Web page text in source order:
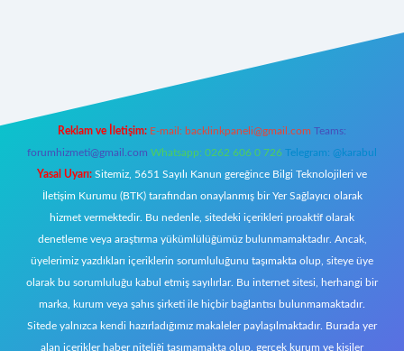
Reklam ve İletişim: E-mail: backlinkpaneli@gmail.com Teams:
forumhizmeti@gmail.com Whatsapp: 0262 606 0 726 Telegram: @karabul
Yasal Uyarı: Sitemiz, 5651 Sayılı Kanun gereğince Bilgi Teknolojileri ve
İletişim Kurumu (BTK) tarafından onaylanmış bir Yer Sağlayıcı olarak
hizmet vermektedir. Bu nedenle, sitedeki içerikleri proaktif olarak
denetleme veya araştırma yükümlülüğümüz bulunmamaktadır. Ancak,
üyelerimiz yazdıkları içeriklerin sorumluluğunu taşımakta olup, siteye üye
olarak bu sorumluluğu kabul etmiş sayılırlar. Bu internet sitesi, herhangi bir
marka, kurum veya şahıs şirketi ile hiçbir bağlantısı bulunmamaktadır.
Sitede yalnızca kendi hazırladığımız makaleler paylaşılmaktadır. Burada yer
alan içerikler haber niteliği taşımamakta olup, gerçek kurum ve kişiler